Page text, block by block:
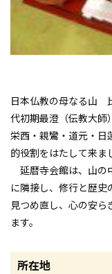
日本仏教の母なる山
代初期最澄（伝教大師
栄西・親鸞・道元・
的役割をはたして来ま
延暦寺会館は、山の
に隣接し、修行と歴
見つめ直し、心の安
ます。
所在地